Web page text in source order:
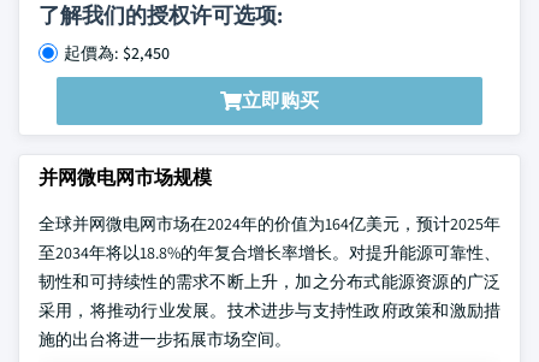
了解我们的授权许可选项:
起價為: $2,450
立即购买
并网微电网市场规模
全球并网微电网市场在2024年的价值为164亿美元，预计2025年
至2034年将以18.8%的年复合增长率增长。对提升能源可靠性、
韧性和可持续性的需求不断上升，加之分布式能源资源的广泛
采用，将推动行业发展。技术进步与支持性政府政策和激励措
施的出台将进一步拓展市场空间。